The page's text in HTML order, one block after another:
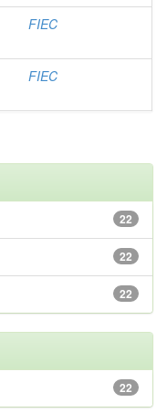
FIEC
FIEC
22
22
22
22